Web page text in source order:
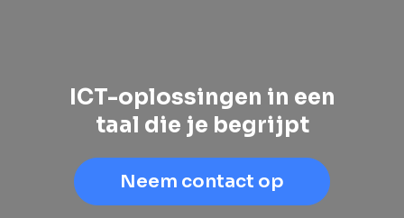
ICT-oplossingen in een
taal die je begrijpt
Neem contact op